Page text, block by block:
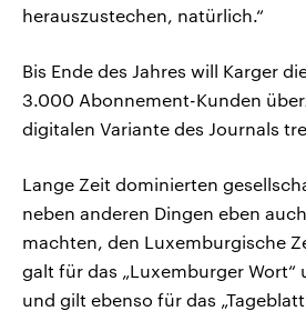
herauszustechen, natürlich.“
Bis Ende des Jahres will Karger
3.000 Abonnement-Kunden
digitalen Variante des Journals
Lange Zeit dominierten
neben anderen Dingen eben
machten, den Luxemburgische
galt für das „Luxemburger Wort“
und gilt ebenso für das